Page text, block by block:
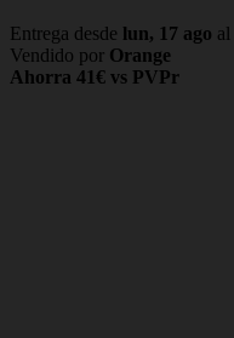
Entrega desde lun, 17 ago al
Vendido por Orange
Ahorra 41€ vs PVPr